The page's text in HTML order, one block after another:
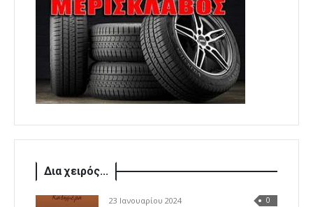
Δια χειρός...
23 Ιανουαρίου 2024 0